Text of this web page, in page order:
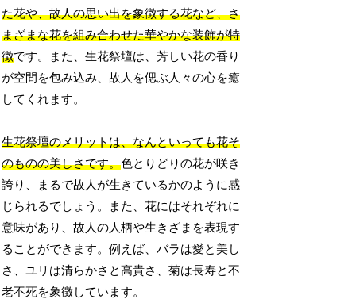
た花や、故人の思い出を象徴する花など、さ
まざまな花を組み合わせた華やかな装飾が特
徴です。また、生花祭壇は、芳しい花の香り
が空間を包み込み、故人を偲ぶ人々の心を癒
してくれます。
生花祭壇のメリットは、なんといっても花そ
のものの美しさです。色とりどりの花が咲き
誇り、まるで故人が生きているかのように感
じられるでしょう。また、花にはそれぞれに
意味があり、故人の人柄や生きざまを表現す
ることができます。例えば、バラは愛と美し
さ、ユリは清らかさと高貴さ、菊は長寿と不
老不死を象徴しています。